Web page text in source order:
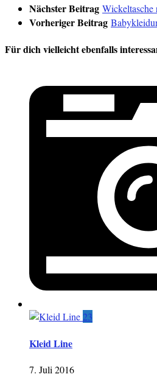
Nächster Beitrag Wickeltasche
Vorheriger Beitrag
Für dich vielleicht ebenfalls
23
Kleid Line
7. Juli 2016